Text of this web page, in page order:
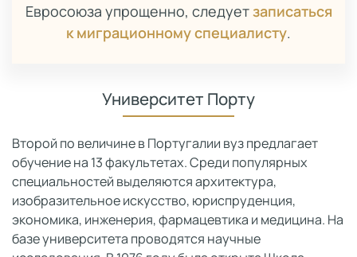
Евросоюза упрощенно, следуетзаписаться
к миграционному специалисту.
Университет Порту
Второй по величине в Португалии вуз предлагает
обучение на 13 факультетах. Среди популярных
специальностей выделяются архитектура,
изобразительное искусство, юриспруденция,
экономика, инженерия, фармацевтика и медицина. На
базе университета проводятся научные